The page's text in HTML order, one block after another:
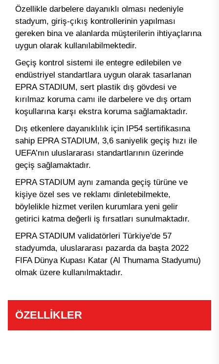
Özellikle darbelere dayanıklı olması nedeniyle
stadyum, giriş-çıkış kontrollerinin yapılması
gereken bina ve alanlarda müşterilerin ihtiyaçlarına
uygun olarak kullanılabilmektedir.
Geçiş kontrol sistemi ile entegre edilebilen ve
endüstriyel standartlara uygun olarak tasarlanan
EPRA STADIUM, sert plastik dış gövdesi ve
kırılmaz koruma camı ile darbelere ve dış ortam
koşullarına karşı ekstra koruma sağlamaktadır.
Dış etkenlere dayanıklılık için IP54 sertifikasına
sahip EPRA STADIUM, 3,6 saniyelik geçiş hızı ile
UEFA’nın uluslararası standartlarının üzerinde
geçiş sağlamaktadır.
EPRA STADIUM aynı zamanda geçiş türüne ve
kişiye özel ses ve reklamı dinletebilmekte,
böylelikle hizmet verilen kurumlara yeni gelir
getirici katma değerli iş fırsatları sunulmaktadır.
EPRA STADIUM validatörleri Türkiye'de 57
stadyumda, uluslararası pazarda da başta 2022
FIFA Dünya Kupası Katar (Al Thumama Stadyumu)
olmak üzere kullanılmaktadır.
ÖZELLİKLER